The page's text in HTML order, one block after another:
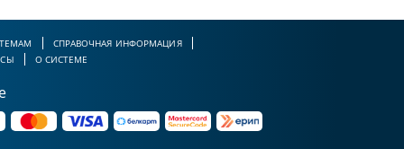
СПРАВОЧНАЯ ИНФОРМАЦИЯ
О СИСТЕМЕ